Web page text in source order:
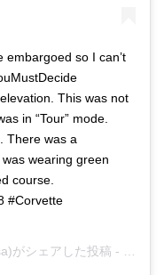
so I can’t
This was not
in “Tour” mode.
There was a
wearing green
course.
#Corvette
がシェアした投稿 -